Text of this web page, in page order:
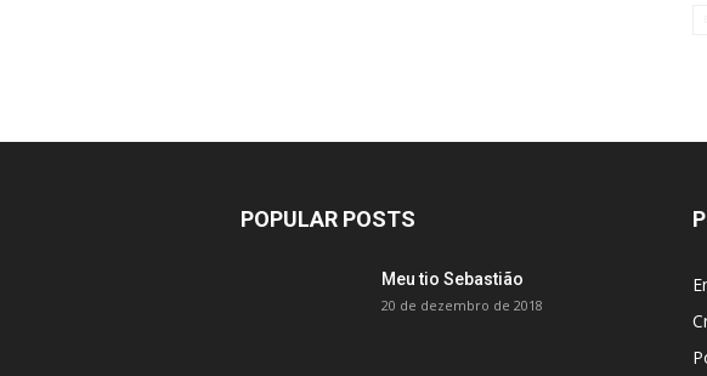
POPULAR POSTS
Meu tio Sebastião
20 de dezembro de 2018